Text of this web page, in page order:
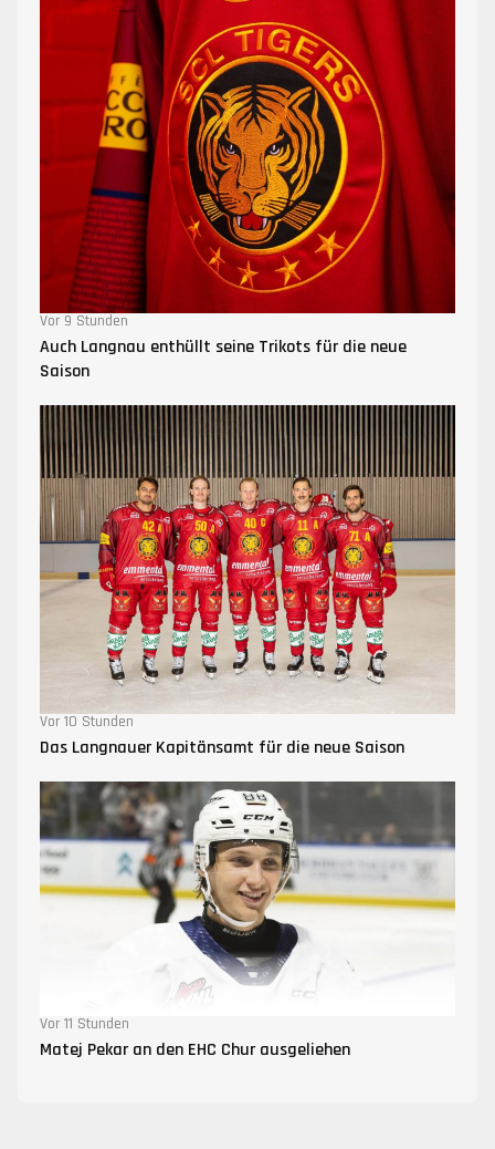
Vor 9 Stunden
Auch Langnau enthüllt seine Trikots für die neue
Saison
Vor 10 Stunden
Das Langnauer Kapitänsamt für die neue Saison
Vor 11 Stunden
Matej Pekar an den EHC Chur ausgeliehen